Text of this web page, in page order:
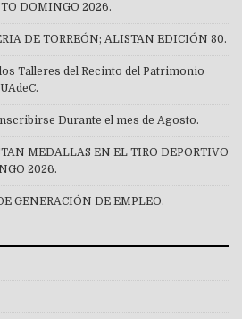
DOMINGO 2026.
DE TORREÓN; ALISTAN EDICIÓN 80.
Talleres del Recinto del Patrimonio
Durante el mes de Agosto.
MEDALLAS EN EL TIRO DEPORTIVO
2026.
GENERACIÓN DE EMPLEO.